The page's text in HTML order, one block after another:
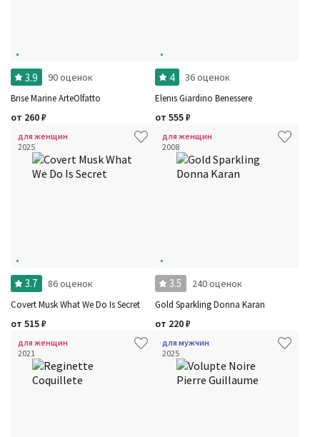
3.9 90 оценок
Brise Marine ArteOlfatto
от 260₽
4 36 оценок
Elenis Giardino Benessere
от 555₽
для женщин
2025
3.7 86 оценок
Covert Musk What We Do Is Secret
от 515₽
для женщин
2008
3.5 240 оценок
Gold Sparkling Donna Karan
от 220₽
для женщин
2021
для мужчин
2025